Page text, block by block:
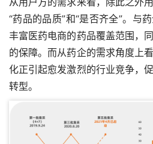
“药品的品质”和“是否齐全”。与
丰富医药电商的药品覆盖范围，
的保障。而从药企的需求角度上
化正引起愈发激烈的行业竞争，
转型。